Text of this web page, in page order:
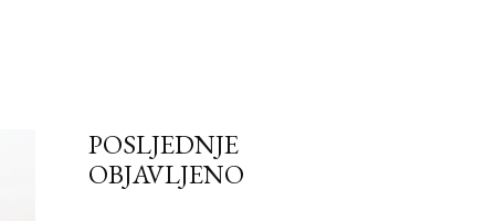
POSLJEDNJE
OBJAVLJENO